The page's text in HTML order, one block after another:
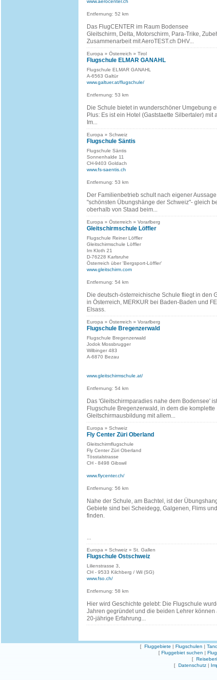
www.aerocenter.ch
Entfernung: 52 km
Das FlugCENTER im Raum Bodensee
Gleitschirm, Delta, Motorschirm, Para-Trike,
Zusammenarbeit mit AeroTEST.ch DHV...
Europa » Österreich » Tirol
Flugschule ELMAR GANAHL
Flugschule ELMAR GANAHL
A-6563 Galtür
www.galtuer.at/flugschule/
Entfernung: 53 km
Die Schule bietet in wunderschöner Umgebung
Plus: Es ist ein Hotel (Gaststaette Silbertaler) mit
Im...
Europa » Schweiz
Flugschule Säntis
Flugschule Säntis
Sonnenhalde 11
CH-9403 Goldach
www.fs-saentis.ch
Entfernung: 53 km
Der Familienbetrieb schult nach eigener
"schönsten Übungshänge der Schweiz"- gleich
oberhalb von Staad beim...
Europa » Österreich » Vorarlberg
Gleitschirmschule Löffler
Flugschule Reiner Löffler
Gleitschirmschule Löffler
Im Kloth 21
D-76228 Karlsruhe
Österreich über 'Bergsport-Löffler'
www.gleitschirm.com
Entfernung: 54 km
Die deutsch-österreichische Schule fliegt in den
in Österreich, MERKUR bei Baden-Baden und
Elsass.
Europa » Österreich » Vorarlberg
Flugschule Bregenzerwald
Flugschule Bregenzerwald
Jodok Mossbrugger
Wilbinger 483
A-6870 Bezau
www.gleitschirmschule.at/
Entfernung: 54 km
Das 'Gleitschirmparadies nahe dem Bodensee'
Flugschule Bregenzerwald, in dem die komplette
Gleitschirmausbildung mit allem...
Europa » Schweiz
Fly Center Züri Oberland
Gleitschirmflugschule
Fly Center Züri Oberland
Tösstalstrasse
CH - 8498 Gibswil
www.flycenter.ch/
Entfernung: 56 km
Nahe der Schule, am Bachtel, ist der
Gebiete sind bei Scheidegg, Galgenen, Flims
finden.
...
Europa » Schweiz » St. Gallen
Flugschule Ostschweiz
Lilienstrasse 3,
CH - 9533 Kilchberg / Wil (SG)
www.fso.ch/
Entfernung: 58 km
Hier wird Geschichte gelebt: Die Flugschule
Jahren gegründet und die beiden Lehrer können
20-jährige Erfahrung...
[ Fluggebiete | Flugschulen |
[ Fluggebiet suchen |
[
[ Datenschutz |